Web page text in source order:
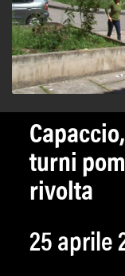
turni
rivolta
25 aprile